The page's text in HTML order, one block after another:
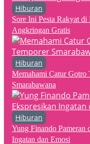
Hiburan
Sore Ini Pesta Rakyat
Angkringan Gratis
Hiburan
Memahami Catur Gotro
Smarabawana
Hiburan
Yung Finando Pameran
Ingatan dan Emosi